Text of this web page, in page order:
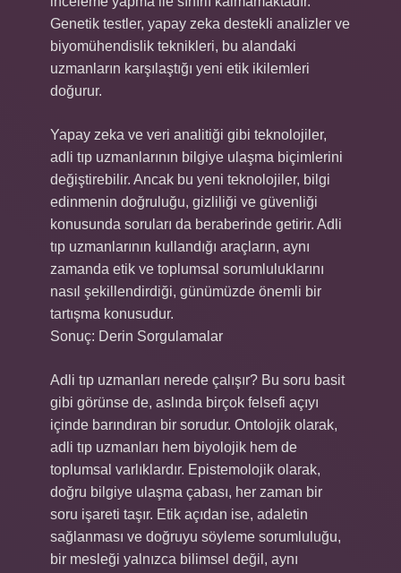
Genetik testler, yapay zeka destekli analizler ve
biyomühendislik teknikleri, bu alandaki
uzmanların karşılaştığı yeni etik ikilemleri
doğurur.
Yapay zeka ve veri analitiği gibi teknolojiler,
adli tıp uzmanlarının bilgiye ulaşma biçimlerini
değiştirebilir. Ancak bu yeni teknolojiler, bilgi
edinmenin doğruluğu, gizliliği ve güvenliği
konusunda soruları da beraberinde getirir. Adli
tıp uzmanlarının kullandığı araçların, aynı
zamanda etik ve toplumsal sorumluluklarını
nasıl şekillendirdiği, günümüzde önemli bir
tartışma konusudur.
Sonuç: Derin Sorgulamalar
Adli tıp uzmanları nerede çalışır? Bu soru basit
gibi görünse de, aslında birçok felsefi açıyı
içinde barındıran bir sorudur. Ontolojik olarak,
adli tıp uzmanları hem biyolojik hem de
toplumsal varlıklardır. Epistemolojik olarak,
doğru bilgiye ulaşma çabası, her zaman bir
soru işareti taşır. Etik açıdan ise, adaletin
sağlanması ve doğruyu söyleme sorumluluğu,
bir mesleği yalnızca bilimsel değil, aynı